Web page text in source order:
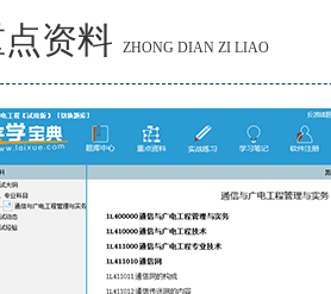
资料 ZHONG DIAN ZI LIAO